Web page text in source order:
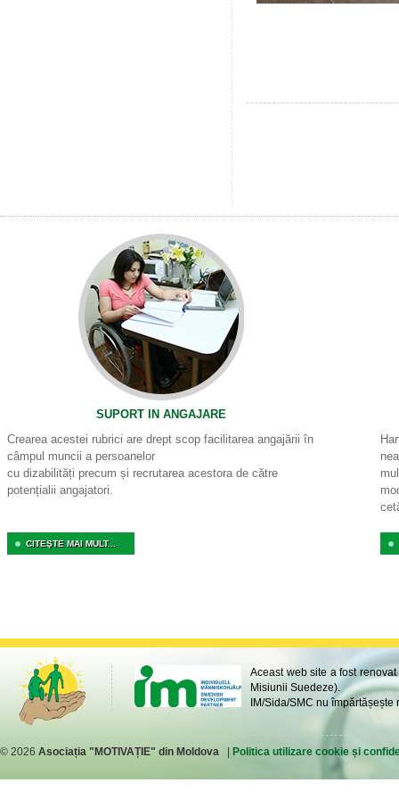
SUPORT IN ANGAJARE
Crearea acestei rubrici are drept scop facilitarea angajării în
câmpul muncii a persoanelor
cu dizabilități precum și recrutarea acestora de către
potențialii angajatori.
CITEŞTE MAI MULT...
Aceast web site a fost
Misiunii Suedeze).
IM/Sida/SMC nu
© 2026 Asociația "MOTIVAȚIE" din Moldova Politica utilizare cookie și